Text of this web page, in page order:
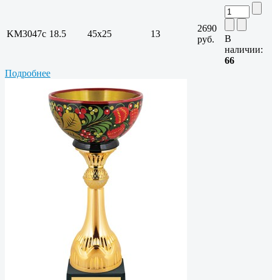
KM3047c 18.5 45x25 13
2690
руб.
В
наличии:
66
Подробнее